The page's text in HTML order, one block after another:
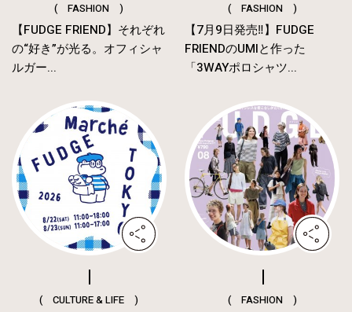
( FASHION )
【FUDGE FRIEND】それぞれ
の“好き”が光る。オフィシャ
ルガー...
( FASHION )
【7月9日発売‼︎】FUDGE
FRIENDのUMIと作った
「3WAYポロシャツ...
( CULTURE & LIFE ) ( FASHION )